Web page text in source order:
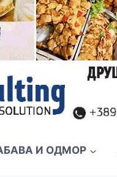
И ОДМОР